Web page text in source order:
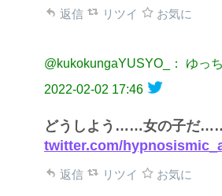
返信 リツイ お気に
@kukokungaYUSYO_： ゆっち
2022-02-02 17:46
どうしよう……女の子だ
twitter.com/
返信 リツイ お気に